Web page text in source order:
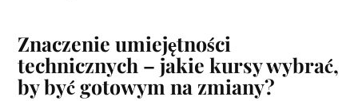
Znaczenie umiejętności
technicznych – jakie kursy wybrać,
by być gotowym na zmiany?